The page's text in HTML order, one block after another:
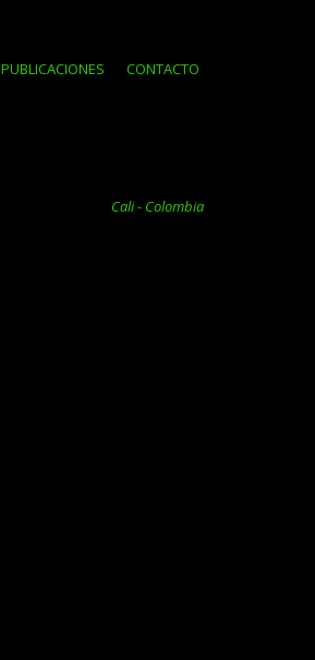
PUBLICACIONES CONTACTO
Cali - Colombia